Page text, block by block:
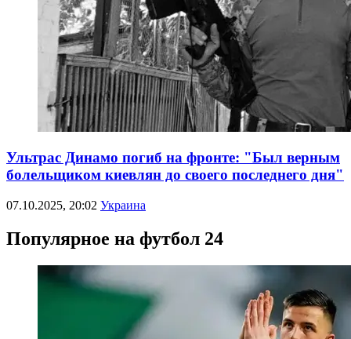
Ультрас Динамо погиб на фронте: "Был верным
болельщиком киевлян до своего последнего дня"
07.10.2025, 20:02 Украина
Популярное на футбол 24